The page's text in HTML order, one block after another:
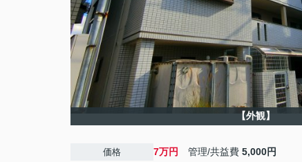
【外観】
価格 7万円 管理/共益費 5,000円